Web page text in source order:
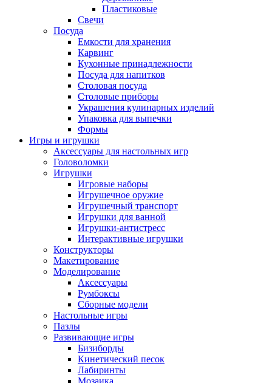
Пластиковые
Свечи
Посуда
Емкости для хранения
Карвинг
Кухонные принадлежности
Посуда для напитков
Столовая посуда
Столовые приборы
Украшения кулинарных изделий
Упаковка для выпечки
Формы
Игры и игрушки
Аксессуары для настольных игр
Головоломки
Игрушки
Игровые наборы
Игрушечное оружие
Игрушечный транспорт
Игрушки для ванной
Игрушки-антистресс
Интерактивные игрушки
Конструкторы
Макетирование
Моделирование
Аксессуары
Румбоксы
Сборные модели
Настольные игры
Пазлы
Развивающие игры
Бизиборды
Кинетический песок
Лабиринты
Мозаика